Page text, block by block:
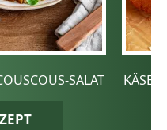
SALAT KÄSE-